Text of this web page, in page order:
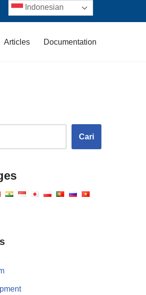
Articles Documentation
Cari
Indonesian